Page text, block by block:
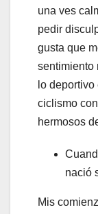
una ves
pedir
gusta que
sentimiento
lo
ciclismo
hermosos
nació
Mis